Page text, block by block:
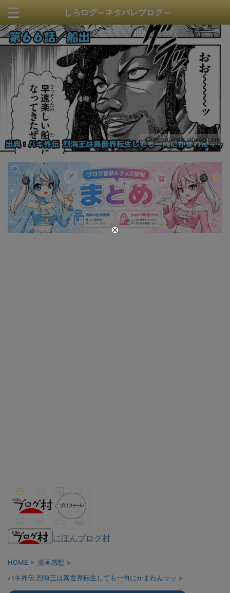
しろログ～ネタバレブログ～
https://www.sirolog.com
にほんブログ村
HOME > 漫画感想 >
バキ外伝 烈海王は異世界転生しても一向にかまわんッッ >